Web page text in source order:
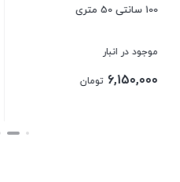
100 سانتی 50 متری
موجود در انبار
6,150,000 تومان